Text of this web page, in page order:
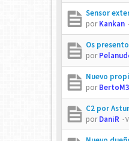
Sensor
porKankan -
Os
por
Nuevo
porBertoM3
C2 por
porDaniR -